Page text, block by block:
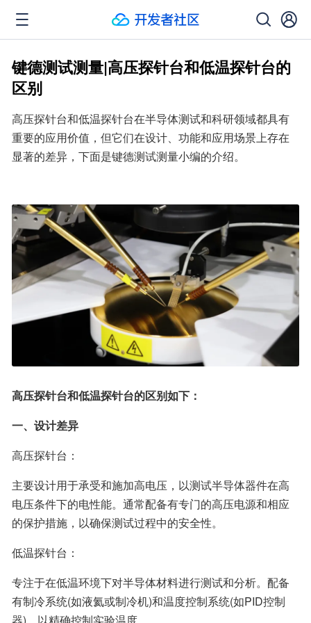
键德测试测量|高压探针台和低温探针台的
区别
高压探针台和低温探针台在半导体测试和科研领域都具有
重要的应用价值，但它们在设计、功能和应用场景上存在
显著的差异，下面是键德测试测量小编的介绍。
高压探针台和低温探针台的区别如下：
一、设计差异
高压探针台：
主要设计用于承受和施加高电压，以测试半导体器件在高
电压条件下的电性能。通常配备有专门的高压电源和相应
的保护措施，以确保测试过程中的安全性。
低温探针台：
专注于在低温环境下对半导体材料进行测试和分析。配备
有制冷系统(如液氦或制冷机)和温度控制系统(如PID控制